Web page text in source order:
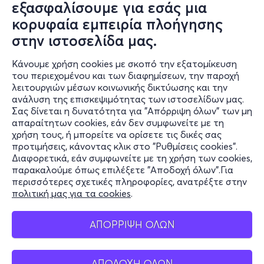
εξασφαλίσουμε για εσάς μια
κορυφαία εμπειρία πλοήγησης
στην ιστοσελίδα μας.
Κάνουμε χρήση cookies με σκοπό την εξατομίκευση
του περιεχομένου και των διαφημίσεων, την παροχή
λειτουργιών μέσων κοινωνικής δικτύωσης και την
ανάλυση της επισκεψιμότητας των ιστοσελίδων μας.
Σας δίνεται η δυνατότητα για "Απόρριψη όλων" των μη
απαραίτητων cookies, εάν δεν συμφωνείτε με τη
χρήση τους, ή μπορείτε να ορίσετε τις δικές σας
προτιμήσεις, κάνοντας κλικ στο "Ρυθμίσεις cookies".
Διαφορετικά, εάν συμφωνείτε με τη χρήση των cookies,
παρακαλούμε όπως επιλέξετε "Αποδοχή όλων".Για
περισσότερες σχετικές πληροφορίες, ανατρέξτε στην
πολιτική μας για τα cookies.
ΑΠΟΡΡΙΨΗ ΟΛΩΝ
Πληροφορίες
Υποστήριξη
Stay Connected
Mobile app